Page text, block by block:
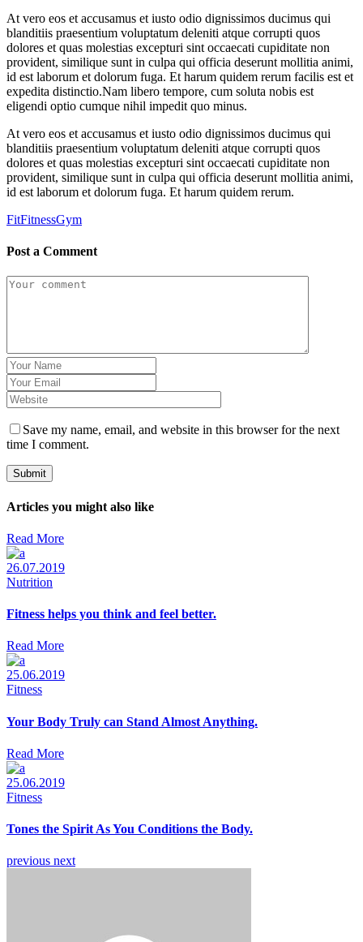
At vero eos et accusamus et iusto odio dignissimos ducimus qui
blanditiis praesentium voluptatum deleniti atque corrupti quos
dolores et quas molestias excepturi sint occaecati cupiditate non
provident, similique sunt in culpa qui officia deserunt mollitia animi,
id est laborum et dolorum fuga. Et harum quidem rerum facilis est et
expedita distinctio.Nam libero tempore, cum soluta nobis est
eligendi optio cumque nihil impedit quo minus.
At vero eos et accusamus et iusto odio dignissimos ducimus qui
blanditiis praesentium voluptatum deleniti atque corrupti quos
dolores et quas molestias excepturi sint occaecati cupiditate non
provident, similique sunt in culpa qui officia deserunt mollitia animi,
id est laborum et dolorum fuga. Et harum quidem rerum.
FitFitnessGym
Post a Comment
Save my name, email, and website in this browser for the next
time I comment.
Submit
Articles you might also like
Read More
26.07.2019
Nutrition
Fitness helps you think and feel better.
Read More
25.06.2019
Fitness
Your Body Truly can Stand Almost Anything.
Read More
25.06.2019
Fitness
Tones the Spirit As You Conditions the Body.
previous next